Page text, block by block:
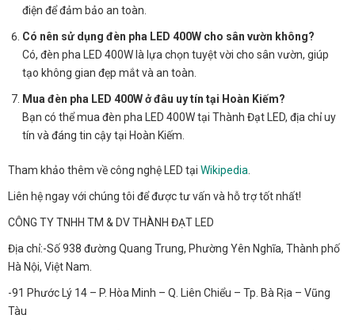
điện để đảm bảo an toàn.
Có nên sử dụng đèn pha LED 400W cho sân vườn không?
Có, đèn pha LED 400W là lựa chọn tuyệt vời cho sân vườn, giúp
tạo không gian đẹp mắt và an toàn.
Mua đèn pha LED 400W ở đâu uy tín tại Hoàn Kiếm?
Bạn có thể mua đèn pha LED 400W tại Thành Đạt LED, địa chỉ uy
tín và đáng tin cậy tại Hoàn Kiếm.
Tham khảo thêm về công nghệ LED tại Wikipedia.
Liên hệ ngay với chúng tôi để được tư vấn và hỗ trợ tốt nhất!
CÔNG TY TNHH TM & DV THÀNH ĐẠT LED
Địa chỉ:-Số 938 đường Quang Trung, Phường Yên Nghĩa, Thành phố
Hà Nội, Việt Nam.
-91 Phước Lý 14 – P. Hòa Minh – Q. Liên Chiểu – Tp. Bà Rịa – Vũng
Tàu